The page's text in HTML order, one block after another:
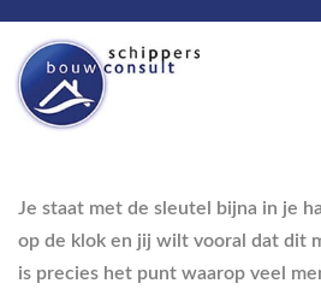
Je staat met de sleutel bijna in je
op de klok en jij wilt vooral dat dit
is precies het punt waarop veel